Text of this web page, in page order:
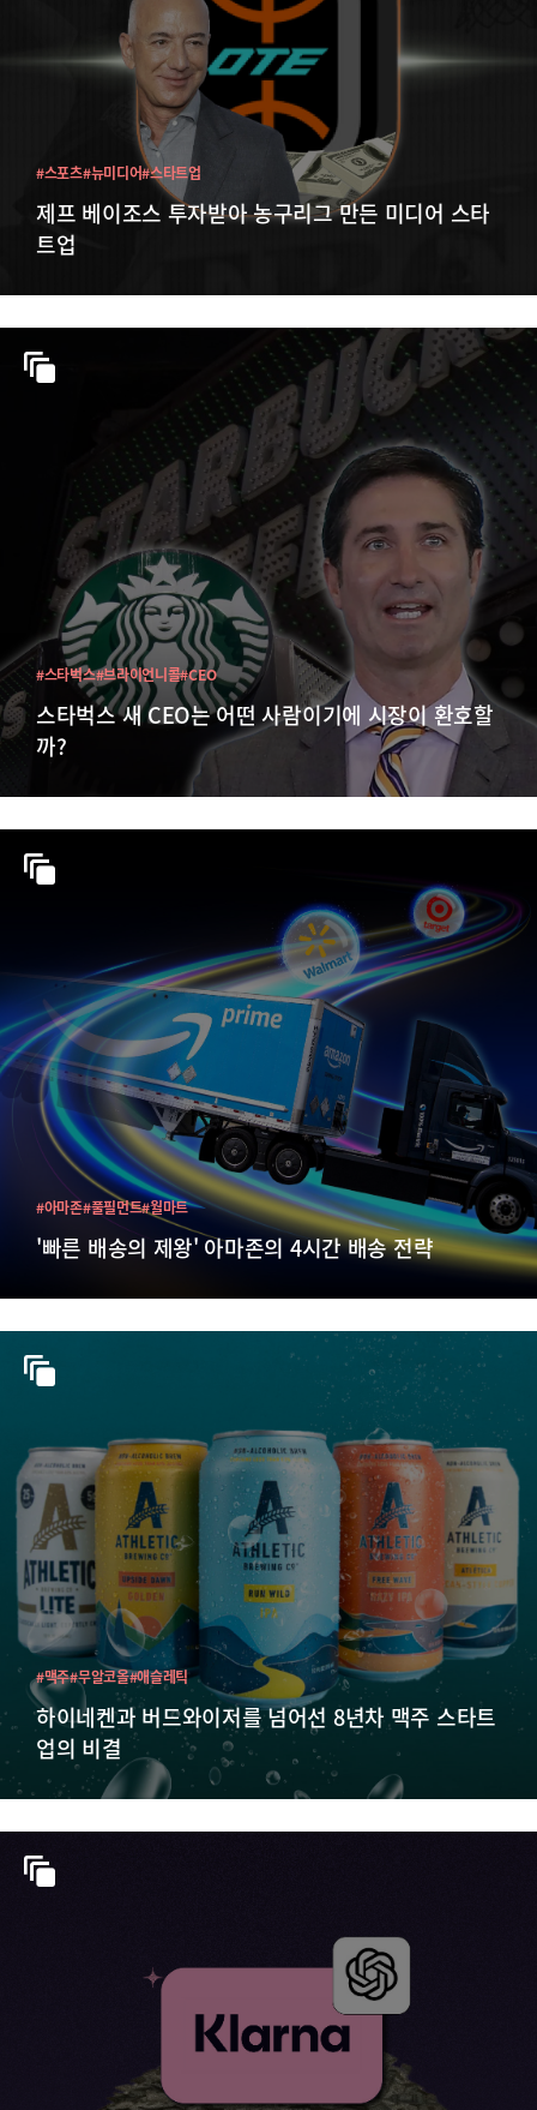
제프 베이조스 투자받아 농구리그 만든 미디어 스타
트업
#스포츠#뉴미디어#스타트업
스타벅스 새 CEO는 어떤 사람이기에 시장이 환호할
까?
#스타벅스#브라이언니콜#CEO
'빠른 배송의 제왕' 아마존의 4시간 배송 전략
#아마존#풀필먼트#월마트
하이네켄과 버드와이저를 넘어선 8년차 맥주 스타트
업의 비결
#맥주#무알코올#애슬레틱